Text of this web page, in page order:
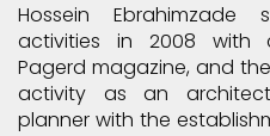
Hossein Ebrahimzade
activities in 2008 with
Pagerd magazine, and
activity as an
planner with the